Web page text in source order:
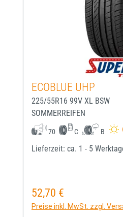
ECOBLUE UHP
225/55R16 99V XL BSW
SOMMERREIFEN
70 C B
Lieferzeit: ca. 1 - 5
Regulärer Preis:
52,70 €
Preise inkl. MwSt. zzgl.